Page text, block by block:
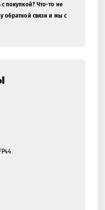
покупкой? Что-то не
обратной связи и мы с